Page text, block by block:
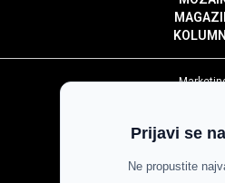
Pravila
Prijavi se
Ne propustite